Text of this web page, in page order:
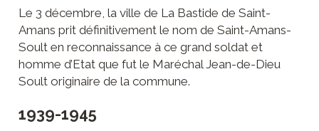
Le 3 décembre, la ville de La Bastide de Saint-
Amans prit définitivement le nom de Saint-Amans-
Soult en reconnaissance à ce grand soldat et
homme d’Etat que fut le Maréchal Jean-de-Dieu
Soult originaire de la commune.
1939-1945